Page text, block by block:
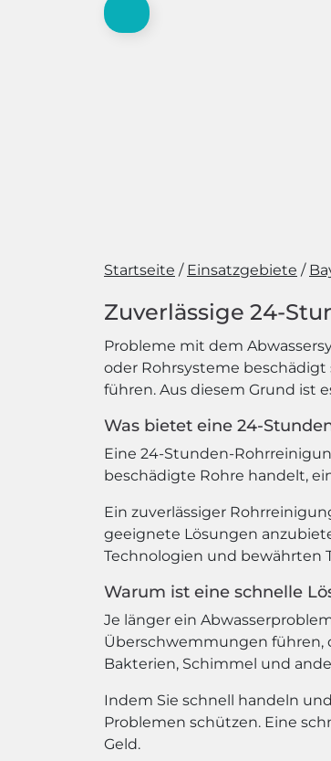
Startseite Einsatzgebiete
Zuverlässige 24-
Probleme mit dem
oder Rohrsysteme
führen. Aus diesem Grund ist
Was bietet eine 24-
Eine 24-Stunden-
beschädigte Rohre handelt,
Ein zuverlässiger
geeignete Lösungen
Technologien und bewährten
Warum ist eine schnelle
Je länger ein
Überschwemmungen führen,
Bakterien, Schimmel und
Indem Sie schnell handeln
Problemen schützen. Eine
Geld.